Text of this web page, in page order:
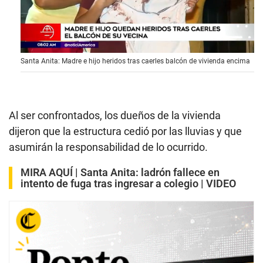
0
s
e
d
s
o
2
i
n
u
e
s
,
5
6
s
Santa Anita: Madre e hijo heridos tras caerles balcón de vivienda encima
Al ser confrontados, los dueños de la vivienda
dijeron que la estructura cedió por las lluvias y que
asumirán la responsabilidad de lo ocurrido.
MIRA AQUÍ | Santa Anita: ladrón fallece en
intento de fuga tras ingresar a colegio | VIDEO